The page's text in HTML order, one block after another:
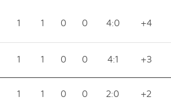
1 1 0 0 4:0 +4
1 1 0 0 4:1 +3
1 1 0 0 2:0 +2